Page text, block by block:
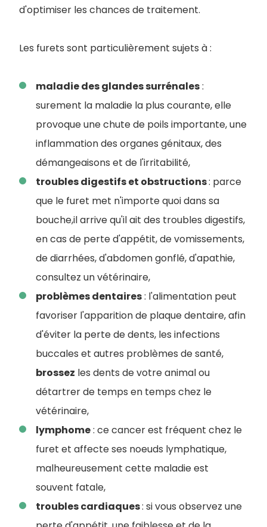
d'optimiser les chances de traitement.
Les furets sont particulièrement sujets à :
maladie des glandes surrénales:
surement la maladie la plus courante, elle
provoque une chute de poils importante, une
inflammation des organes génitaux, des
démangeaisons et de l'irritabilité,
troubles digestifs et obstructions: parce
que le furet met n'importe quoi dans sa
bouche,il arrive qu'il ait des troubles digestifs,
en cas de perte d'appétit, de vomissements,
de diarrhées, d'abdomen gonflé, d'apathie,
consultez un vétérinaire,
problèmes dentaires: l'alimentation peut
favoriser l'apparition de plaque dentaire, afin
d'éviter la perte de dents, les infections
buccales et autres problèmes de santé,
brossez les dents de votre animal ou
détartrer de temps en temps chez le
vétérinaire,
lymphome: ce cancer est fréquent chez le
furet et affecte ses noeuds lymphatique,
malheureusement cette maladie est
souvent fatale,
troubles cardiaques: si vous observez une